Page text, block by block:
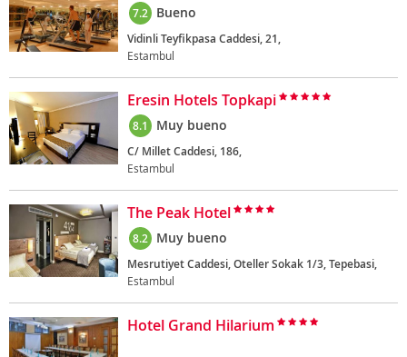
7.2 Bueno
Vidinli Teyfikpasa Caddesi, 21,
Estambul
Eresin Hotels Topkapi
8.1 Muy bueno
C/ Millet Caddesi, 186,
Estambul
The Peak Hotel
8.2 Muy bueno
Mesrutiyet Caddesi, Oteller Sokak 1/3, Tepebasi,
Estambul
Hotel Grand Hilarium